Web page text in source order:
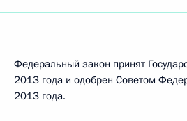
Федеральный закон принят
2013 года и одобрен Советом
2013 года.